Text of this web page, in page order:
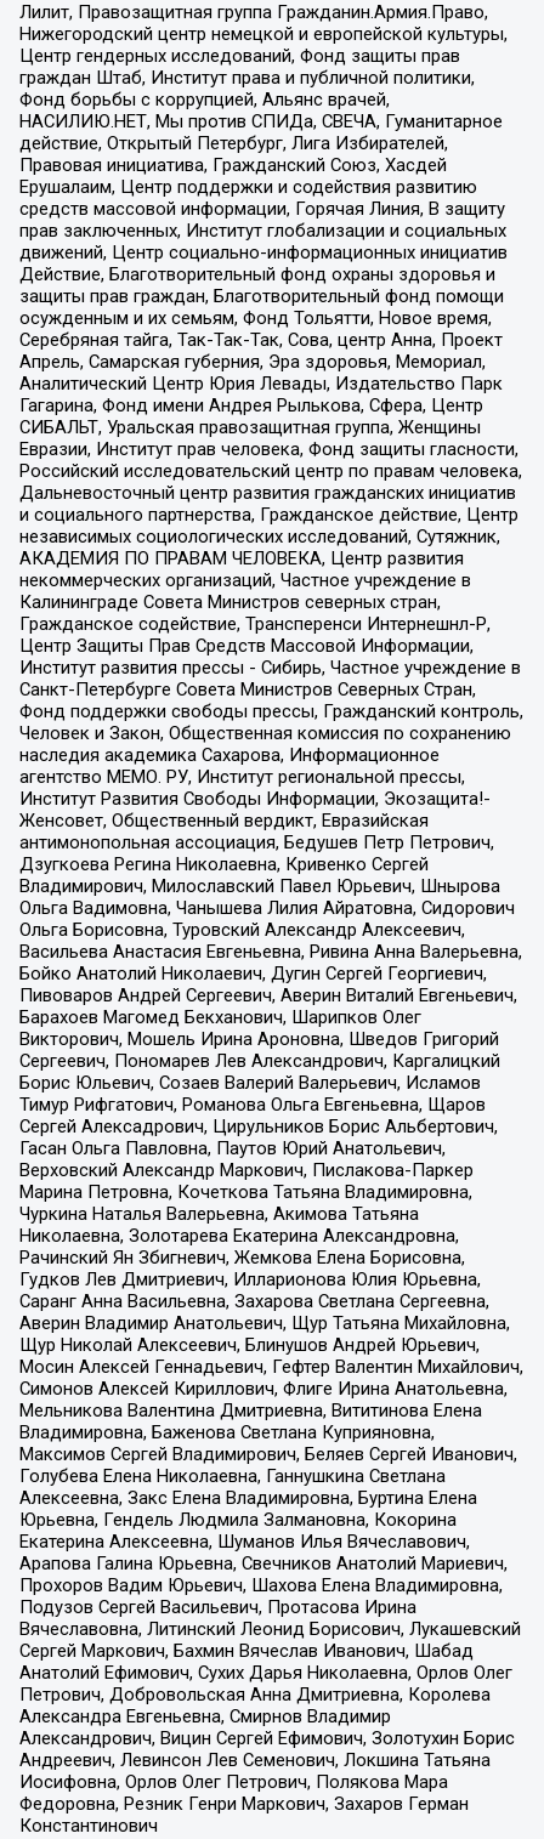
Лилит, Правозащитная группа Гражданин.Армия.Право,
Нижегородский центр немецкой и европейской культуры,
Центр гендерных исследований, Фонд защиты прав
граждан Штаб, Институт права и публичной политики,
Фонд борьбы с коррупцией, Альянс врачей,
НАСИЛИЮ.НЕТ, Мы против СПИДа, СВЕЧА, Гуманитарное
действие, Открытый Петербург, Лига Избирателей,
Правовая инициатива, Гражданский Союз, Хасдей
Ерушалаим, Центр поддержки и содействия развитию
средств массовой информации, Горячая Линия, В защиту
прав заключенных, Институт глобализации и социальных
движений, Центр социально-информационных инициатив
Действие, Благотворительный фонд охраны здоровья и
защиты прав граждан, Благотворительный фонд помощи
осужденным и их семьям, Фонд Тольятти, Новое время,
Серебряная тайга, Так-Так-Так, Сова, центр Анна, Проект
Апрель, Самарская губерния, Эра здоровья, Мемориал,
Аналитический Центр Юрия Левады, Издательство Парк
Гагарина, Фонд имени Андрея Рылькова, Сфера, Центр
СИБАЛЬТ, Уральская правозащитная группа, Женщины
Евразии, Институт прав человека, Фонд защиты гласности,
Российский исследовательский центр по правам человека,
Дальневосточный центр развития гражданских инициатив
и социального партнерства, Гражданское действие, Центр
независимых социологических исследований, Сутяжник,
АКАДЕМИЯ ПО ПРАВАМ ЧЕЛОВЕКА, Центр развития
некоммерческих организаций, Частное учреждение в
Калининграде Совета Министров северных стран,
Гражданское содействие, Трансперенси Интернешнл-Р,
Центр Защиты Прав Средств Массовой Информации,
Институт развития прессы - Сибирь, Частное учреждение в
Санкт-Петербурге Совета Министров Северных Стран,
Фонд поддержки свободы прессы, Гражданский контроль,
Человек и Закон, Общественная комиссия по сохранению
наследия академика Сахарова, Информационное
агентство МЕМО. РУ, Институт региональной прессы,
Институт Развития Свободы Информации, Экозащита!-
Женсовет, Общественный вердикт, Евразийская
антимонопольная ассоциация, Бедушев Петр Петрович,
Дзугкоева Регина Николаевна, Кривенко Сергей
Владимирович, Милославский Павел Юрьевич, Шнырова
Ольга Вадимовна, Чанышева Лилия Айратовна, Сидорович
Ольга Борисовна, Туровский Александр Алексеевич,
Васильева Анастасия Евгеньевна, Ривина Анна Валерьевна,
Бойко Анатолий Николаевич, Дугин Сергей Георгиевич,
Пивоваров Андрей Сергеевич, Аверин Виталий Евгеньевич,
Барахоев Магомед Бекханович, Шарипков Олег
Викторович, Мошель Ирина Ароновна, Шведов Григорий
Сергеевич, Пономарев Лев Александрович, Каргалицкий
Борис Юльевич, Созаев Валерий Валерьевич, Исламов
Тимур Рифгатович, Романова Ольга Евгеньевна, Щаров
Сергей Алексадрович, Цирульников Борис Альбертович,
Гасан Ольга Павловна, Паутов Юрий Анатольевич,
Верховский Александр Маркович, Пислакова-Паркер
Марина Петровна, Кочеткова Татьяна Владимировна,
Чуркина Наталья Валерьевна, Акимова Татьяна
Николаевна, Золотарева Екатерина Александровна,
Рачинский Ян Збигневич, Жемкова Елена Борисовна,
Гудков Лев Дмитриевич, Илларионова Юлия Юрьевна,
Саранг Анна Васильевна, Захарова Светлана Сергеевна,
Аверин Владимир Анатольевич, Щур Татьяна Михайловна,
Щур Николай Алексеевич, Блинушов Андрей Юрьевич,
Мосин Алексей Геннадьевич, Гефтер Валентин Михайлович,
Симонов Алексей Кириллович, Флиге Ирина Анатольевна,
Мельникова Валентина Дмитриевна, Вититинова Елена
Владимировна, Баженова Светлана Куприяновна,
Максимов Сергей Владимирович, Беляев Сергей Иванович,
Голубева Елена Николаевна, Ганнушкина Светлана
Алексеевна, Закс Елена Владимировна, Буртина Елена
Юрьевна, Гендель Людмила Залмановна, Кокорина
Екатерина Алексеевна, Шуманов Илья Вячеславович,
Арапова Галина Юрьевна, Свечников Анатолий Мариевич,
Прохоров Вадим Юрьевич, Шахова Елена Владимировна,
Подузов Сергей Васильевич, Протасова Ирина
Вячеславовна, Литинский Леонид Борисович, Лукашевский
Сергей Маркович, Бахмин Вячеслав Иванович, Шабад
Анатолий Ефимович, Сухих Дарья Николаевна, Орлов Олег
Петрович, Добровольская Анна Дмитриевна, Королева
Александра Евгеньевна, Смирнов Владимир
Александрович, Вицин Сергей Ефимович, Золотухин Борис
Андреевич, Левинсон Лев Семенович, Локшина Татьяна
Иосифовна, Орлов Олег Петрович, Полякова Мара
Федоровна, Резник Генри Маркович, Захаров Герман
Константинович